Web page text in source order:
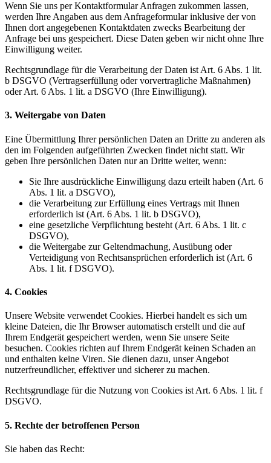
Wenn Sie uns per Kontaktformular Anfragen zukommen lassen,
werden Ihre Angaben aus dem Anfrageformular inklusive der von
Ihnen dort angegebenen Kontaktdaten zwecks Bearbeitung der
Anfrage bei uns gespeichert. Diese Daten geben wir nicht ohne Ihre
Einwilligung weiter.
Rechtsgrundlage für die Verarbeitung der Daten ist Art. 6 Abs. 1 lit.
b DSGVO (Vertragserfüllung oder vorvertragliche Maßnahmen)
oder Art. 6 Abs. 1 lit. a DSGVO (Ihre Einwilligung).
3. Weitergabe von Daten
Eine Übermittlung Ihrer persönlichen Daten an Dritte zu anderen als
den im Folgenden aufgeführten Zwecken findet nicht statt. Wir
geben Ihre persönlichen Daten nur an Dritte weiter, wenn:
Sie Ihre ausdrückliche Einwilligung dazu erteilt haben (Art. 6
Abs. 1 lit. a DSGVO),
die Verarbeitung zur Erfüllung eines Vertrags mit Ihnen
erforderlich ist (Art. 6 Abs. 1 lit. b DSGVO),
eine gesetzliche Verpflichtung besteht (Art. 6 Abs. 1 lit. c
DSGVO),
die Weitergabe zur Geltendmachung, Ausübung oder
Verteidigung von Rechtsansprüchen erforderlich ist (Art. 6
Abs. 1 lit. f DSGVO).
4. Cookies
Unsere Website verwendet Cookies. Hierbei handelt es sich um
kleine Dateien, die Ihr Browser automatisch erstellt und die auf
Ihrem Endgerät gespeichert werden, wenn Sie unsere Seite
besuchen. Cookies richten auf Ihrem Endgerät keinen Schaden an
und enthalten keine Viren. Sie dienen dazu, unser Angebot
nutzerfreundlicher, effektiver und sicherer zu machen.
Rechtsgrundlage für die Nutzung von Cookies ist Art. 6 Abs. 1 lit. f
DSGVO.
5. Rechte der betroffenen Person
Sie haben das Recht: